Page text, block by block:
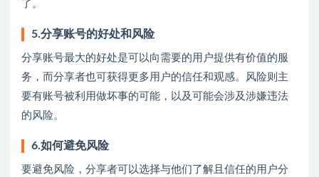
了。
5.分享账号的好处和风险
分享账号最大的好处是可以向需要的用户提供有价值的服
务，而分享者也可获得更多用户的信任和观感。风险则主
要有账号被利用做坏事的可能，以及可能会涉及涉嫌违法
的风险。
6.如何避免风险
要避免风险，分享者可以选择与他们了解且信任的用户分